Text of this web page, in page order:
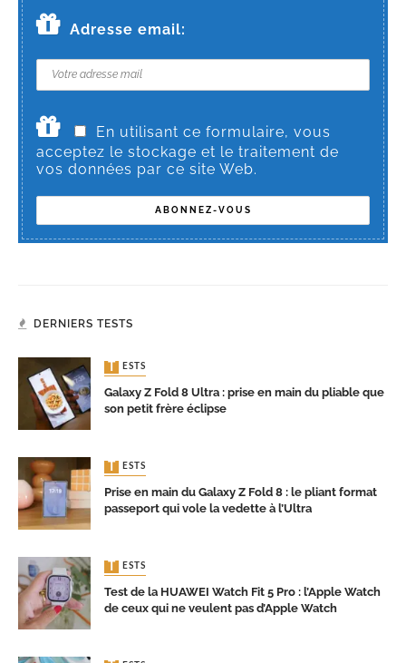
Adresse email:
En utilisant ce formulaire, vous
acceptez le stockage et le traitement de
vos données par ce site Web.
DERNIERS TESTS
TESTS
Galaxy Z Fold 8 Ultra : prise en main du pliable que
son petit frère éclipse
TESTS
Prise en main du Galaxy Z Fold 8 : le pliant format
passeport qui vole la vedette à l’Ultra
TESTS
Test de la HUAWEI Watch Fit 5 Pro : l’Apple Watch
de ceux qui ne veulent pas d’Apple Watch